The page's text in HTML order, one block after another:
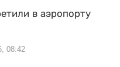
в аэропорту
08:42